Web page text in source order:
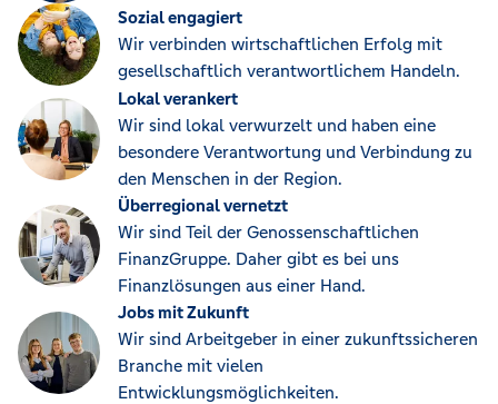
Sozial engagiert
Wir verbinden wirtschaftlichen Erfolg mit
gesellschaftlich verantwortlichem Handeln.
Lokal verankert
Wir sind lokal verwurzelt und haben eine
besondere Verantwortung und Verbindung zu
den Menschen in der Region.
Überregional vernetzt
Wir sind Teil der Genossenschaftlichen
FinanzGruppe. Daher gibt es bei uns
Finanzlösungen aus einer Hand.
Jobs mit Zukunft
Wir sind Arbeitgeber in einer zukunftssicheren
Branche mit vielen
Entwicklungsmöglichkeiten.